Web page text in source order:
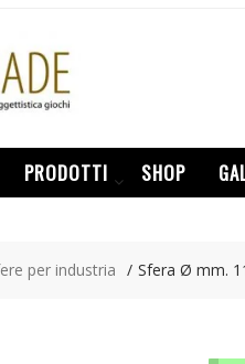
PRODOTTI SHOP
per industria Sfera Ø mm.